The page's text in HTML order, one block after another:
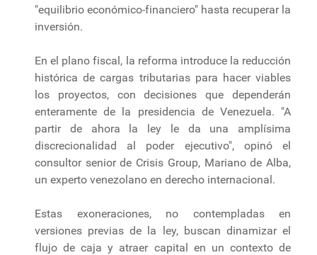
"equilibrio económico-financiero" hasta recuperar la
inversión.
En el plano fiscal, la reforma introduce la reducción
histórica de cargas tributarias para hacer viables
los proyectos, con decisiones que dependerán
enteramente de la presidencia de Venezuela. "A
partir de ahora la ley le da una amplísima
discrecionalidad al poder ejecutivo", opinó el
consultor senior de Crisis Group, Mariano de Alba,
un experto venezolano en derecho internacional.
Estas exoneraciones, no contempladas en
versiones previas de la ley, buscan dinamizar el
flujo de caja y atraer capital en un contexto de